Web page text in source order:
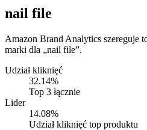
nail file
Amazon Brand Analytics szereguje
marki dla „nail file”.
Udział kliknięć
32.14%
Top 3 łącznie
Lider
14.08%
Udział kliknięć top produktu